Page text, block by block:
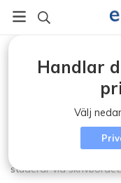
Belysning
En bra
1. **Ökad
förbättra din
studerar vid skrivbordet.
Handlar
Välj